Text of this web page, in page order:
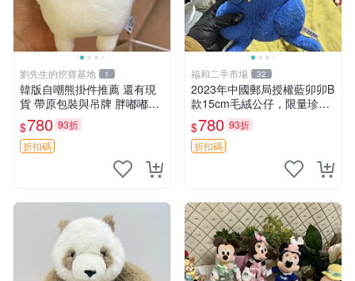
劉先生的挖寶基地 1
韓版自嘲熊掛件推薦 還有現
貨 帶原包裝與吊牌 胖嘟嘟超
可愛 毛絨手感佳 小熊掛件 自
嘲抱枕 小熊抱枕
$780 93折
折扣碼
福和二手市場 32
2023年中國郵局授權藍卯卯B
款15cm毛絨公仔，限量珍藏
版 毛絨玩具 新年禮品 藍卯卯
限量版 15cm
$780 93折
折扣碼